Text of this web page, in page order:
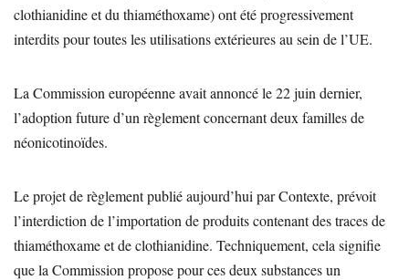
clothianidine et du thiaméthoxame) ont été progressivement
interdits pour toutes les utilisations extérieures au sein de l’UE.
La Commission européenne avait annoncé le 22 juin dernier,
l’adoption future d’un règlement concernant deux familles de
néonicotinoïdes.
Le projet de règlement publié aujourd’hui par Contexte, prévoit
l’interdiction de l’importation de produits contenant des traces de
thiaméthoxame et de clothianidine. Techniquement, cela signifie
que la Commission propose pour ces deux substances un